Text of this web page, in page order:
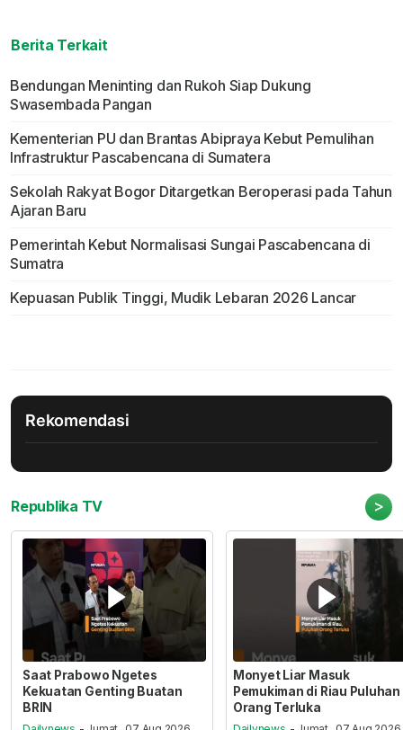
Berita Terkait
Bendungan Meninting dan Rukoh Siap Dukung
Swasembada Pangan
Kementerian PU dan Brantas Abipraya Kebut Pemulihan
Infrastruktur Pascabencana di Sumatera
Sekolah Rakyat Bogor Ditargetkan Beroperasi pada Tahun
Ajaran Baru
Pemerintah Kebut Normalisasi Sungai Pascabencana di
Sumatra
Kepuasan Publik Tinggi, Mudik Lebaran 2026 Lancar
Rekomendasi
Republika TV >
Saat Prabowo Ngetes
Kekuatan Genting Buatan
BRIN
Monyet Liar Masuk
Pemukiman di Riau Puluhan
Orang Terluka